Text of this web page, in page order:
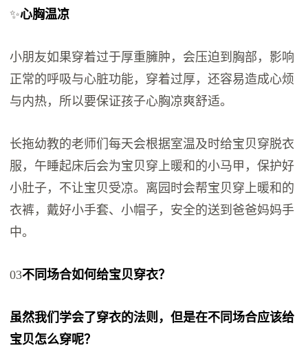
✨心胸温凉
小朋友如果穿着过于厚重臃肿，会压迫到胸部，影响
正常的呼吸与心脏功能，穿着过厚，还容易造成心烦
与内热，所以要保证孩子心胸凉爽舒适。
长拖幼教的老师们每天会根据室温及时给宝贝穿脱衣
服，午睡起床后会为宝贝穿上暖和的小马甲，保护好
小肚子，不让宝贝受凉。离园时会帮宝贝穿上暖和的
衣裤，戴好小手套、小帽子，安全的送到爸爸妈妈手
中。
03不同场合如何给宝贝穿衣？
虽然我们学会了穿衣的法则，但是在不同场合应该给
宝贝怎么穿呢？